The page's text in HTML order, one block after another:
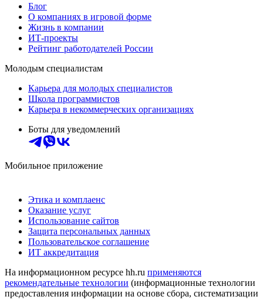
Блог
О компаниях в игровой форме
Жизнь в компании
ИТ-проекты
Рейтинг работодателей России
Молодым специалистам
Карьера для молодых специалистов
Школа программистов
Карьера в некоммерческих организациях
Боты для уведомлений
Мобильное приложение
Этика и комплаенс
Оказание услуг
Использование сайтов
Защита персональных данных
Пользовательское соглашение
ИТ аккредитация
На информационном ресурсе hh.ru применяются
рекомендательные технологии (информационные технологии
предоставления информации на основе сбора, систематизации